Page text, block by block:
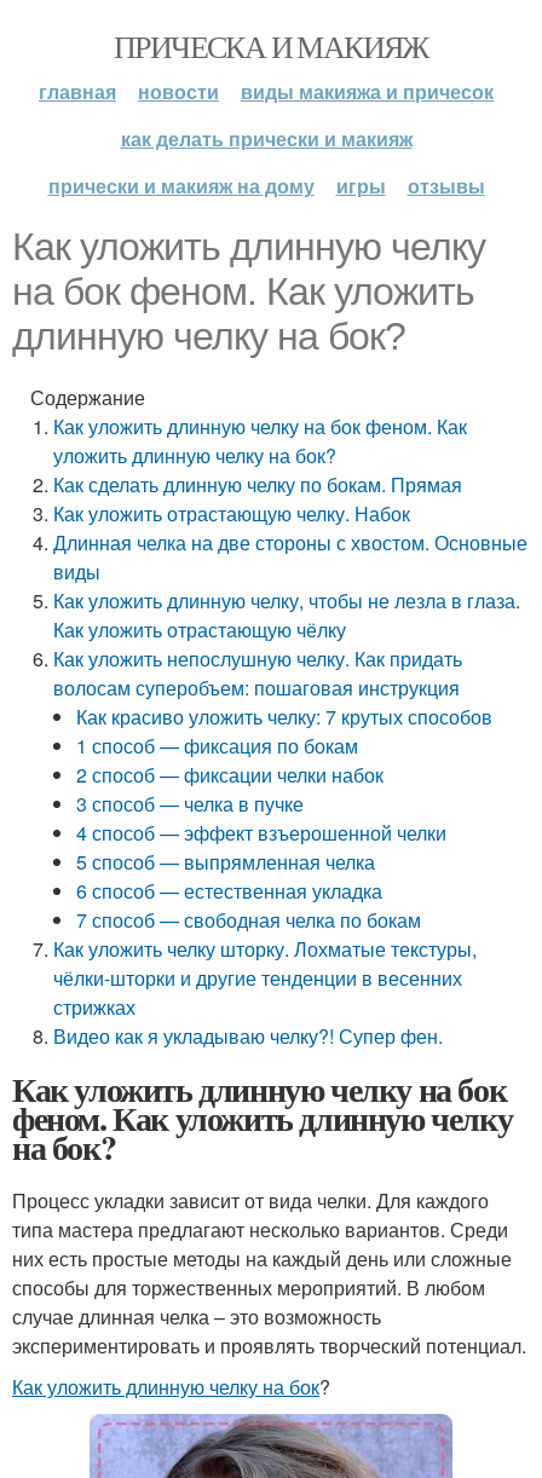
ПРИЧЕСКА И МАКИЯЖ
главная новости
виды макияжа и причесок
как делать прически и макияж
прически и макияж на дому
игры отзывы
Как уложить длинную челку
на бок феном. Как уложить
длинную челку на бок?
Содержание
Как уложить длинную челку на бок феном. Как
уложить длинную челку на бок?
Как сделать длинную челку по бокам. Прямая
Как уложить отрастающую челку. Набок
Длинная челка на две стороны с хвостом. Основные
виды
Как уложить длинную челку, чтобы не лезла в глаза.
Как уложить отрастающую чёлку
Как уложить непослушную челку. Как придать
волосам суперобъем: пошаговая инструкция
Как красиво уложить челку: 7 крутых способов
1 способ — фиксация по бокам
2 способ — фиксации челки набок
3 способ — челка в пучке
4 способ — эффект взъерошенной челки
5 способ — выпрямленная челка
6 способ — естественная укладка
7 способ — свободная челка по бокам
Как уложить челку шторку. Лохматые текстуры,
чёлки-шторки и другие тенденции в весенних
стрижках
Видео как я укладываю челку?! Супер фен.
Как уложить длинную челку на бок
феном. Как уложить длинную челку
на бок?
Процесс укладки зависит от вида челки. Для каждого
типа мастера предлагают несколько вариантов. Среди
них есть простые методы на каждый день или сложные
способы для торжественных мероприятий. В любом
случае длинная челка – это возможность
экспериментировать и проявлять творческий потенциал.
Как уложить длинную челку на бок?